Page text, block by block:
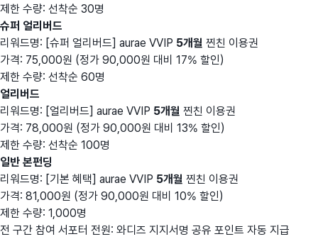
제한 수량: 선착순 30명
슈퍼 얼리버드
리워드명: [슈퍼 얼리버드] aurae VVIP 5개월 찐친 이용권
가격: 75,000원 (정가 90,000원 대비 17% 할인)
제한 수량: 선착순 60명
얼리버드
리워드명: [얼리버드] aurae VVIP 5개월 찐친 이용권
가격: 78,000원 (정가 90,000원 대비 13% 할인)
제한 수량: 선착순 100명
일반 본펀딩
리워드명: [기본 혜택] aurae VVIP 5개월 찐친 이용권
가격: 81,000원 (정가 90,000원 대비 10% 할인)
제한 수량: 1,000명
전 구간 참여 서포터 전원: 와디즈 지지서명 공유 포인트 자동 지급